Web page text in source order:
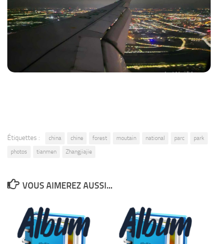
Étiquettes : china chine forest moutain national parc
park
photos
tianmen Zhangjiajie
VOUS AIMEREZ AUSSI...